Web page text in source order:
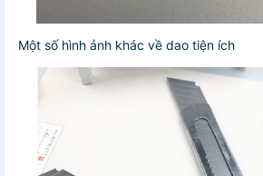
Một số hình ảnh khác về dao tiện ích